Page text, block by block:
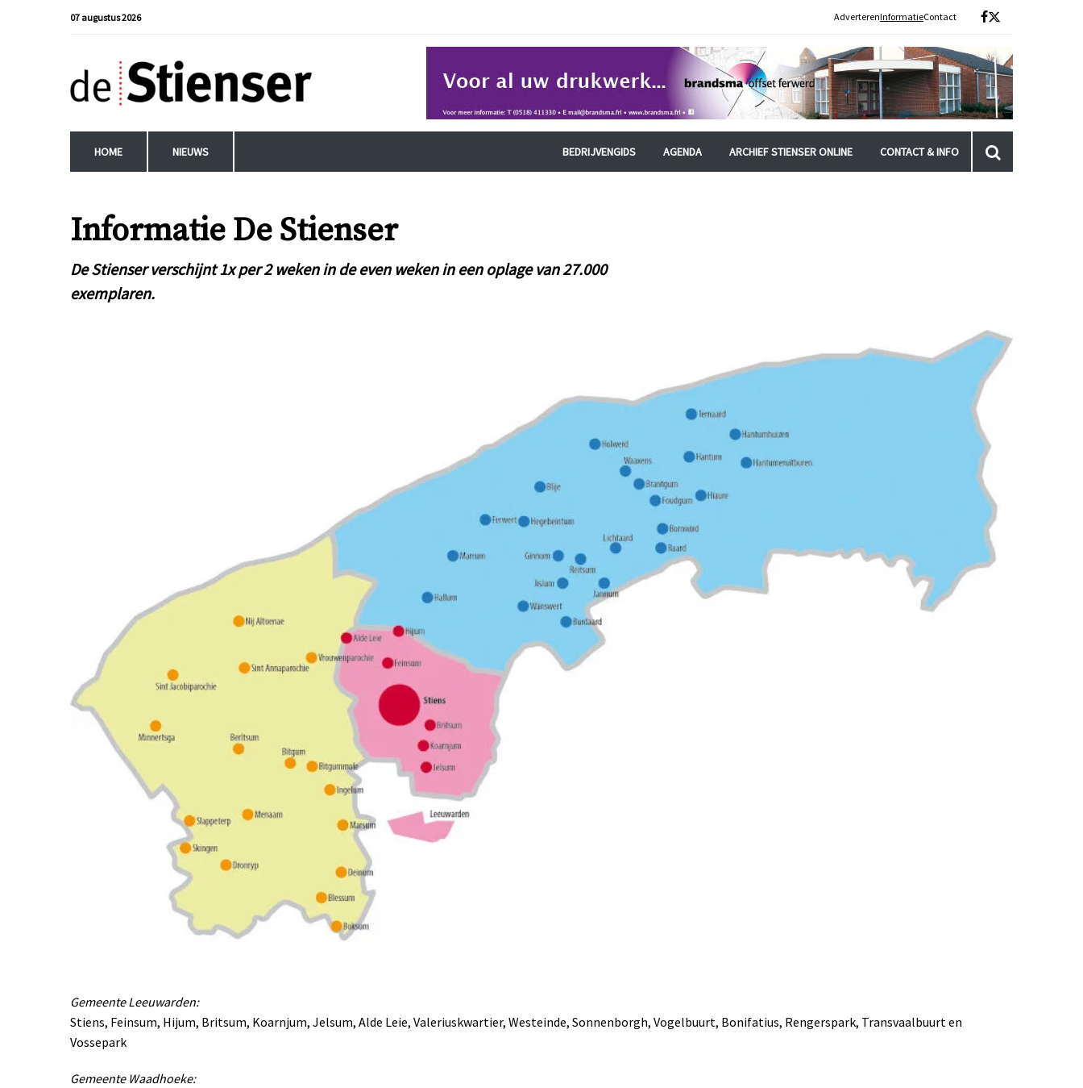
07 augustus 2026 AdverterenInformatieContact
HOME NIEUWS BEDRIJVENGIDS AGENDA ARCHIEF STIENSER ONLINE CONTACT & INFO
Informatie De Stienser
De Stienser verschijnt 1x per 2 weken in de even weken in een oplage van 27.000
exemplaren.
Gemeente Leeuwarden:
Stiens, Feinsum, Hijum, Britsum, Koarnjum, Jelsum, Alde Leie, Valeriuskwartier, Westeinde, Sonnenborgh, Vogelbuurt, Bonifatius, Rengerspark, Transvaalbuurt en
Vossepark
Gemeente Waadhoeke: